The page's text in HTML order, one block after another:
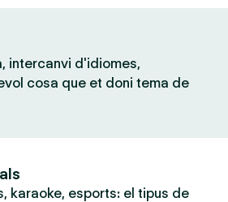
intercanvi d'idiomes,
cosa que et doni tema de
karaoke, esports: el tipus de